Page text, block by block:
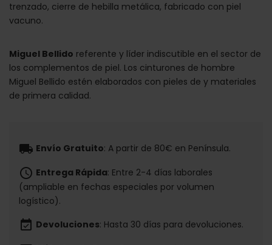
trenzado, cierre de hebilla metálica, fabricado con piel
vacuno.
Miguel Bellido referente y líder indiscutible en el sector de
los complementos de piel. Los cinturones de hombre
Miguel Bellido estén elaborados con pieles de y materiales
de primera calidad.
local_shipping Envío Gratuito: A partir de 80€ en Península.
schedule Entrega Rápida: Entre 2-4 días laborales
(ampliable en fechas especiales por volumen
logístico).
event_available Devoluciones: Hasta 30 días para devoluciones.